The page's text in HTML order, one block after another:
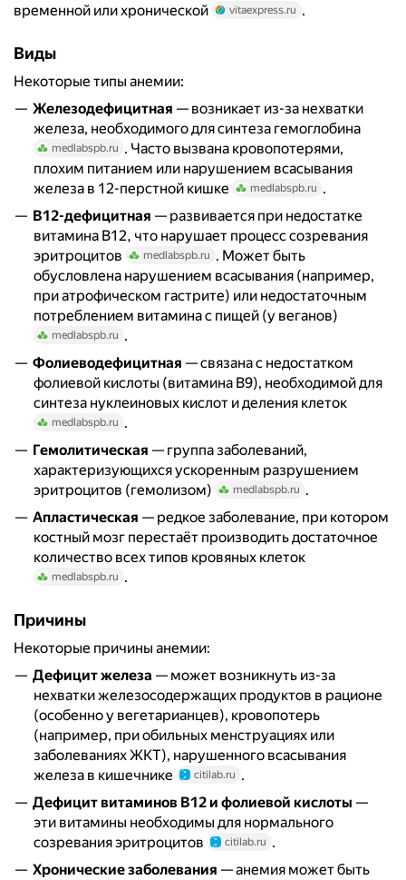
временной или хронической
vitaexpress.ru .
Виды
Некоторые типы анемии:
Железодефицитная — возникает из-за нехватки
железа, необходимого для синтеза гемоглобина
medlabspb.ru . Часто вызвана кровопотерями,
плохим питанием или нарушением всасывания
железа в 12-перстной кишке
medlabspb.ru .
В12-дефицитная — развивается при недостатке
витамина B12, что нарушает процесс созревания
эритроцитов
medlabspb.ru . Может быть
обусловлена нарушением всасывания (например,
при атрофическом гастрите) или недостаточным
потреблением витамина с пищей (у веганов)
medlabspb.ru .
Фолиеводефицитная — связана с недостатком
фолиевой кислоты (витамина B9), необходимой для
синтеза нуклеиновых кислот и деления клеток
medlabspb.ru .
Гемолитическая — группа заболеваний,
характеризующихся ускоренным разрушением
эритроцитов (гемолизом)
medlabspb.ru .
Апластическая — редкое заболевание, при котором
костный мозг перестаёт производить достаточное
количество всех типов кровяных клеток
medlabspb.ru .
Причины
Некоторые причины анемии:
Дефицит железа — может возникнуть из-за
нехватки железосодержащих продуктов в рационе
(особенно у вегетарианцев), кровопотерь
(например, при обильных менструациях или
заболеваниях ЖКТ), нарушенного всасывания
железа в кишечнике
citilab.ru .
Дефицит витаминов B12 и фолиевой кислоты —
эти витамины необходимы для нормального
созревания эритроцитов
citilab.ru .
Хронические заболевания — анемия может быть